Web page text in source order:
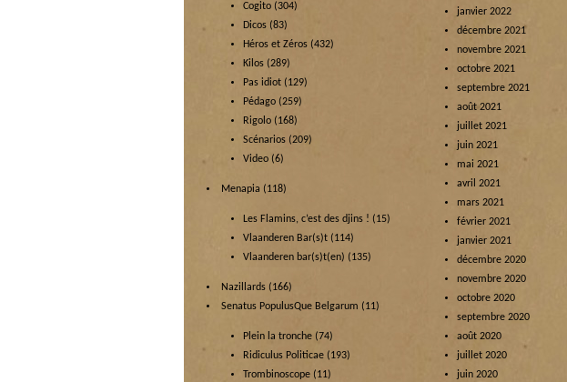
Cogito (304)
Dicos (83)
Héros et Zéros (432)
Kilos (289)
Pas idiot (129)
Pédago (259)
Rigolo (168)
Scénarios (209)
Video (6)
Menapia (118)
Les Flamins, c’est des djins ! (15)
Vlaanderen Bar(s)t (114)
Vlaanderen bar(s)t(en) (135)
Nazillards (166)
Senatus PopulusQue Belgarum (11)
Plein la tronche (74)
Ridiculus Politicae (193)
Trombinoscope (11)
janvier 2022
décembre 2021
novembre 2021
octobre 2021
septembre 2021
août 2021
juillet 2021
juin 2021
mai 2021
avril 2021
mars 2021
février 2021
janvier 2021
décembre 2020
novembre 2020
octobre 2020
septembre 2020
août 2020
juillet 2020
juin 2020